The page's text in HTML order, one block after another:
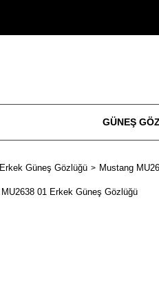
GÜNEŞ
Erkek Güneş Gözlüğü Mustang